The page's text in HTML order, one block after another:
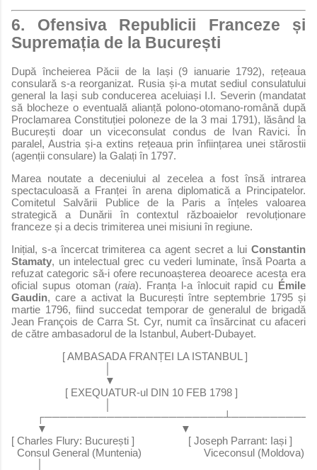
6. Ofensiva Republicii Franceze și
Supremația de la București
După încheierea Păcii de la Iași (9 ianuarie 1792), rețeaua
consulară s-a reorganizat. Rusia și-a mutat sediul consulatului
general la Iași sub conducerea aceluiași I.I. Severin (mandatat
să blocheze o eventuală alianță polono-otomano-română după
Proclamarea Constituției poloneze de la 3 mai 1791), lăsând la
București doar un viceconsulat condus de Ivan Ravici. În
paralel, Austria și-a extins rețeaua prin înființarea unei stărostii
(agenții consulare) la Galați în 1797.
Marea noutate a deceniului al zecelea a fost însă intrarea
spectaculoasă a Franței în arena diplomatică a Principatelor.
Comitetul Salvării Publice de la Paris a înțeles valoarea
strategică a Dunării în contextul războaielor revoluționare
franceze și a decis trimiterea unei misiuni în regiune.
Inițial, s-a încercat trimiterea ca agent secret a lui Constantin
Stamaty, un intelectual grec cu vederi luminate, însă Poarta a
refuzat categoric să-i ofere recunoașterea deoarece acesta era
oficial supus otoman (raia). Franța l-a înlocuit rapid cu Émile
Gaudin, care a activat la București între septembrie 1795 și
martie 1796, fiind succedat temporar de generalul de brigadă
Jean François de Carra St. Cyr, numit ca însărcinat cu afaceri
de către ambasadorul de la Istanbul, Aubert-Dubayet.
                  [ AMBASADA FRANȚEI LA ISTANBUL ]
                                 ▼
                   [ EXEQUATUR-ul DIN 10 FEB 1798 ]
         ▼                                               ▼
[ Charles Flury: București ]                   [ Joseph Parrant: Iași ]
  Consul General (Muntenia)                      Viceconsul (Moldova)